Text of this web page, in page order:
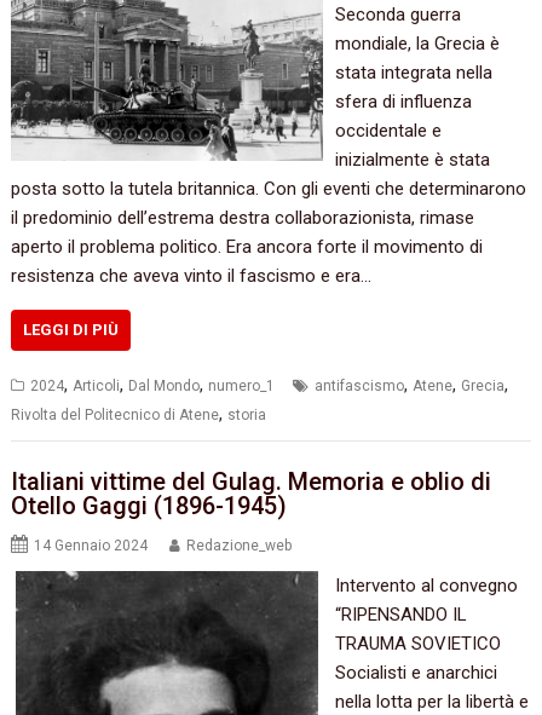
Seconda guerra
mondiale, la Grecia è
stata integrata nella
sfera di influenza
occidentale e
inizialmente è stata
posta sotto la tutela britannica. Con gli eventi che determinarono
il predominio dell’estrema destra collaborazionista, rimase
aperto il problema politico. Era ancora forte il movimento di
resistenza che aveva vinto il fascismo e era…
LEGGI DI PIÙ
2024,Articoli, Dal Mondo, numero_1 antifascismo,Atene, Grecia,
Rivolta del Politecnico di Atene, storia
Italiani vittime del Gulag. Memoria e oblio di
Otello Gaggi (1896-1945)
14 Gennaio 2024 Redazione_web
Intervento al convegno
“RIPENSANDO IL
TRAUMA SOVIETICO
Socialisti e anarchici
nella lotta per la libertà e